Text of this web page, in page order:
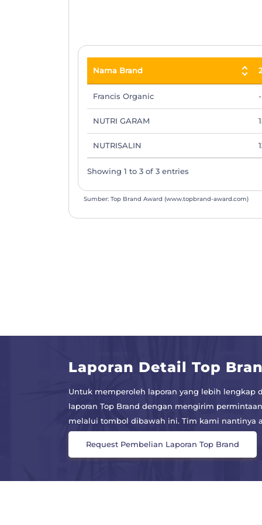
Nama Brand
Nama Brand
Francis Organic -
NUTRI GARAM
NUTRISALIN
Showing 1 to 3 of 3 entries
Sumber: Top Brand Award (www.topbrand-award.com)
Laporan Detail Top
Untuk memperoleh laporan yang lebih lengkap
laporan Top Brand dengan mengirim
melalui tombol dibawah ini. Tim kami nantinya
Request Pembelian Laporan Top Brand